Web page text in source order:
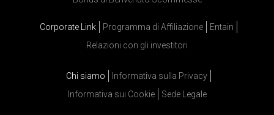
Corporate Link Programma di Affiliazione
Entain
Relazioni con gli investitori
Chi siamo
Informativa sulla Privacy
Informativa sui Cookie
Sede Legale